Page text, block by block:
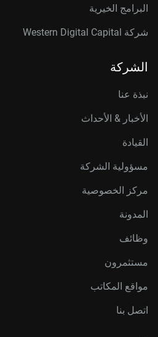
البرامج الخيرية
شركة Western Digital Capital
الشركة
نبذة عنا
الأخبار & الأحداث
القيادة
مسؤولية الشركة
مركز الخصوصية
المدونة
وظائف
مستثمرون
مواقع المكاتب
اتصل بنا